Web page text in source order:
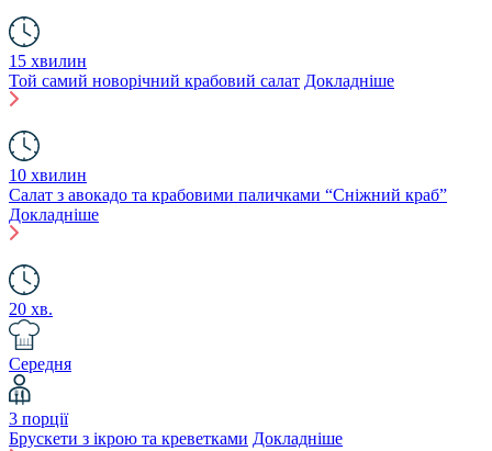
15 хвилин
Той самий новорічний крабовий салат Докладніше
10 хвилин
Салат з авокадо та крабовими паличками “Сніжний краб”
Докладніше
20 хв.
Середня
3 порції
Брускети з ікрою та креветками Докладніше